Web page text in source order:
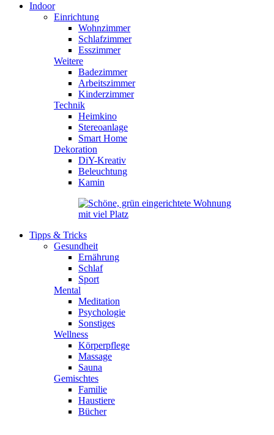
Indoor
Einrichtung
Wohnzimmer
Schlafzimmer
Esszimmer
Weitere
Badezimmer
Arbeitszimmer
Kinderzimmer
Technik
Heimkino
Stereoanlage
Smart Home
Dekoration
DiY-Kreativ
Beleuchtung
Kamin
Tipps & Tricks
Gesundheit
Ernährung
Schlaf
Sport
Mental
Meditation
Psychologie
Sonstiges
Wellness
Körperpflege
Massage
Sauna
Gemischtes
Familie
Haustiere
Bücher